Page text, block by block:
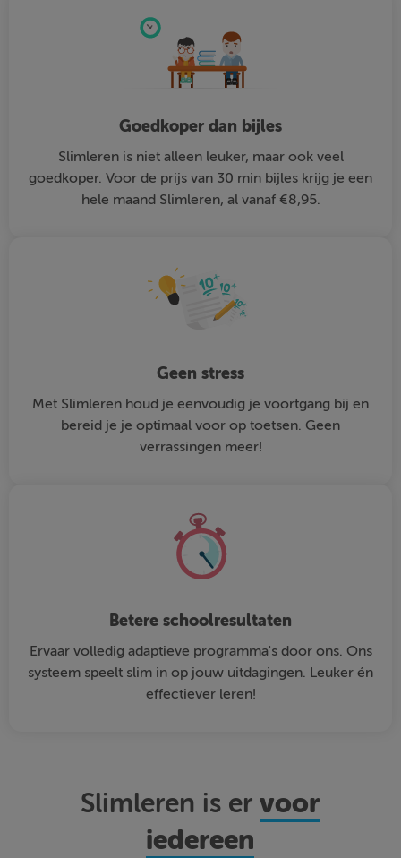
Goedkoper dan bijles
Slimleren is niet alleen leuker, maar ook veel
goedkoper. Voor de prijs van 30 min bijles krijg je een
hele maand Slimleren, al vanaf €8,95.
Geen stress
Met Slimleren houd je eenvoudig je voortgang bij en
bereid je je optimaal voor op toetsen. Geen
verrassingen meer!
Betere schoolresultaten
Ervaar volledig adaptieve programma's door ons. Ons
systeem speelt slim in op jouw uitdagingen. Leuker én
effectiever leren!
Slimleren is ervoor
iedereen